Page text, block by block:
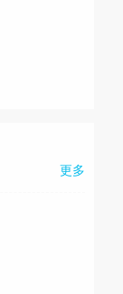
更多